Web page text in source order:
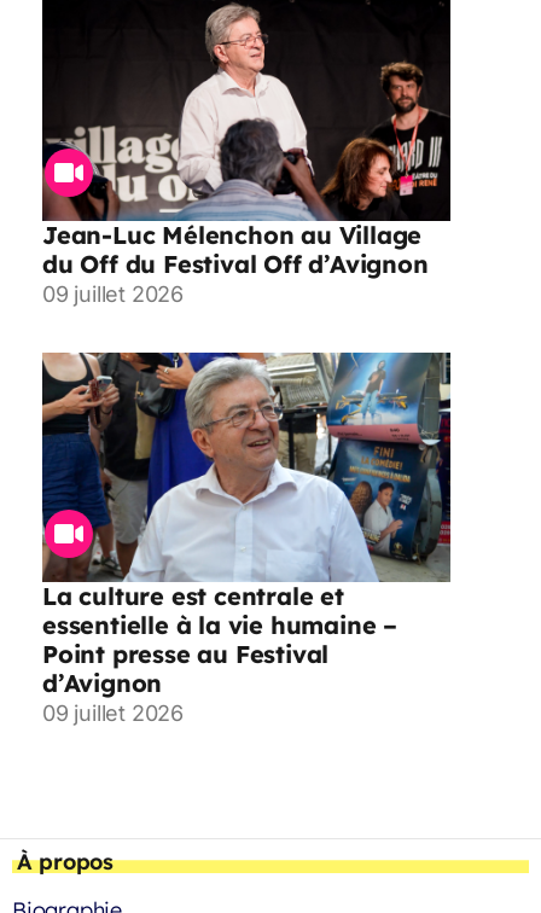
Jean-Luc Mélenchon au Village
du Off du Festival Off d’Avignon
09 juillet 2026
La culture est centrale et
essentielle à la vie humaine –
Point presse au Festival
d’Avignon
09 juillet 2026
À propos